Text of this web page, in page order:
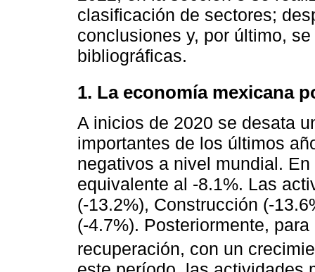
clasificación de sectores;
conclusiones y, por último,
bibliográficas.
1. La economía mexicana
A inicios de 2020 se desata
importantes de los últimos
negativos a nivel mundial.
equivalente al -8.1%. Las
(-13.2%), Construcción (-
(-4.7%). Posteriormente,
recuperación, con un